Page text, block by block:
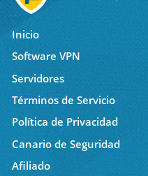
Inicio
Software VPN
Servidores
Términos de Servicio
Política de Privacidad
Canario de Seguridad
Afiliado